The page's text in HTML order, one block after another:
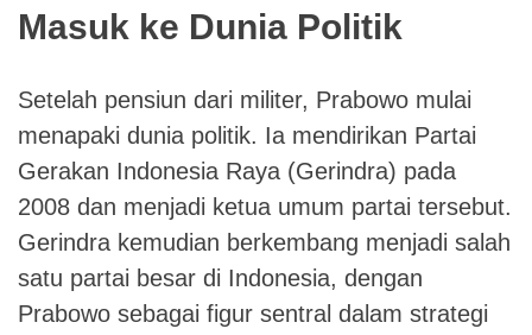
Masuk ke Dunia Politik
Setelah pensiun dari militer, Prabowo mulai
menapaki dunia politik. Ia mendirikan Partai
Gerakan Indonesia Raya (Gerindra) pada
2008 dan menjadi ketua umum partai tersebut.
Gerindra kemudian berkembang menjadi salah
satu partai besar di Indonesia, dengan
Prabowo sebagai figur sentral dalam strategi